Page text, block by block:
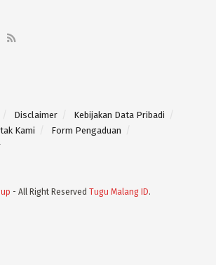
Disclaimer
Kebijakan Data Pribadi
Kami
Form Pengaduan
- All Right Reserved Tugu Malang ID.